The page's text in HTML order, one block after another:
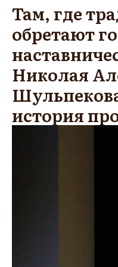
Там, где
обретают
Николая
история